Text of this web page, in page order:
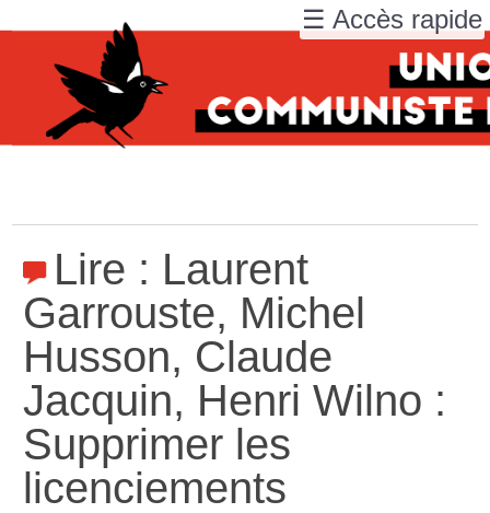
Lire : Laurent
Garrouste, Michel
Husson, Claude
Jacquin, Henri Wilno :
Supprimer les
licenciements
☰ Accès rapide